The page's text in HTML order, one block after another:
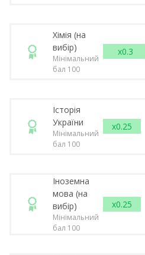
Хімія (на
вибір)
Мінімальний
бал 100
x0.3
Історія
України
Мінімальний
бал 100
x0.25
Іноземна
мова (на
вибір)
Мінімальний
бал 100
x0.25